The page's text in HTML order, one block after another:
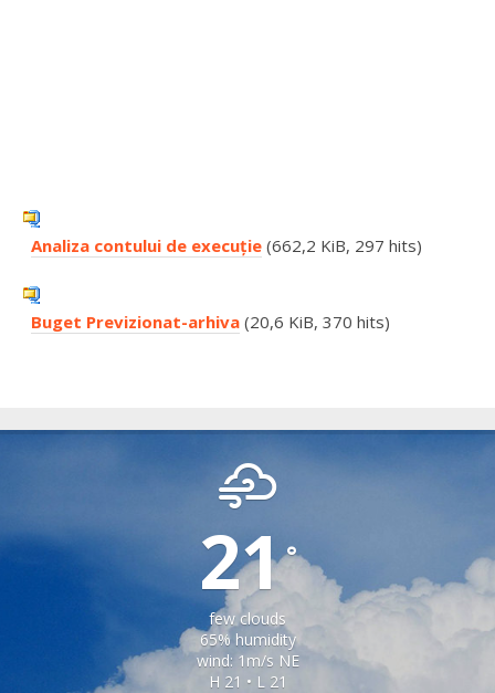
Analiza contului de execuţie (662,2 KiB, 297 hits)
Buget Previzionat-arhiva (20,6 KiB, 370 hits)
21°
few clouds
65% humidity
wind: 1m/s NE
H 21 • L 21